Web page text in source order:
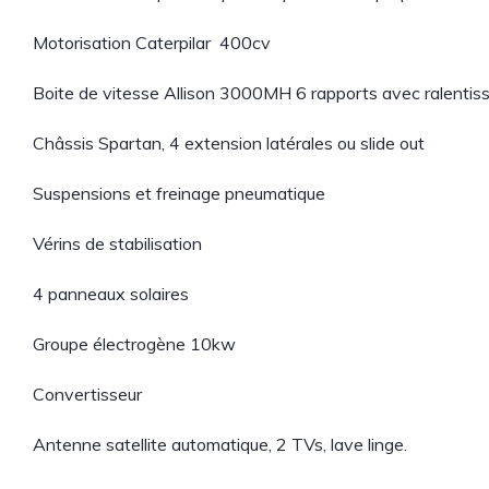
Motorisation Caterpilar 400cv
Boite de vitesse Allison 3000MH 6 rapports avec
Châssis Spartan, 4 extension latérales ou slide out
Suspensions et freinage pneumatique
Vérins de stabilisation
4 panneaux solaires
Groupe électrogène 10kw
Convertisseur
Antenne satellite automatique, 2 TVs, lave linge.